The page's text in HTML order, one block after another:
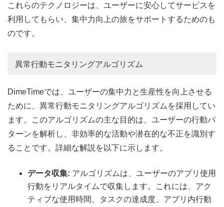
これらのテクノロジーは、ユーザーに安心してサービスを
利用してもらい、集中力向上の旅をサポートするためのも
のです。
異常行動モニタリングアルゴリズム
DimeTimeでは、ユーザーの集中力と生産性を向上させる
ために、異常行動モニタリングアルゴリズムを採用してい
ます。このアルゴリズムの主な目的は、ユーザーの行動パ
ターンを解析し、非効率的な活動や潜在的な不正を識別す
ることです。詳細な解説を以下に示します。
データ収集: アルゴリズムは、ユーザーのアプリ使用
行動をリアルタイムで収集します。これには、アク
ティブな使用時間、タスクの達成度、アプリ内行動